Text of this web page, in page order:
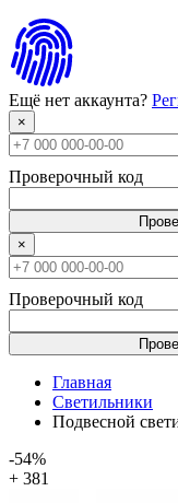
Ещё нет аккаунта?
×
Проверочный код
×
Проверочный код
Главная
Светильники
Подвесной
-54%
+ 381